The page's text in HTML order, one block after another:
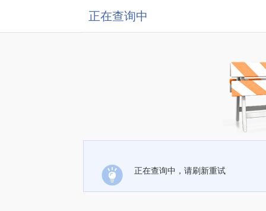
正在查询中
正在查询中，请刷新重试